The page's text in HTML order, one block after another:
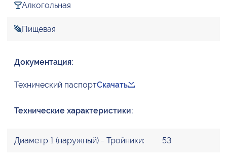
Алкогольная
Пищевая
Документация:
Технический паспортСкачать
Технические характеристики:
Диаметр 1 (наружный) - Тройники: 53